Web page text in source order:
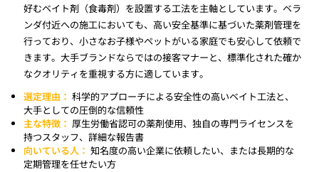
好むベイト剤（食毒剤）を設置する工法を主軸としています。ベラ
ンダ付近への施工においても、高い安全基準に基づいた薬剤管理を
行っており、小さなお子様やペットがいる家庭でも安心して依頼で
きます。大手ブランドならではの接客マナーと、標準化された確か
なクオリティを重視する方に適しています。
選定理由： 科学的アプローチによる安全性の高いベイト工法と、
大手としての圧倒的な信頼性
主な特徴： 厚生労働省認可の薬剤使用、独自の専門ライセンスを
持つスタッフ、詳細な報告書
向いている人： 知名度の高い企業に依頼したい、または長期的な
定期管理を任せたい方